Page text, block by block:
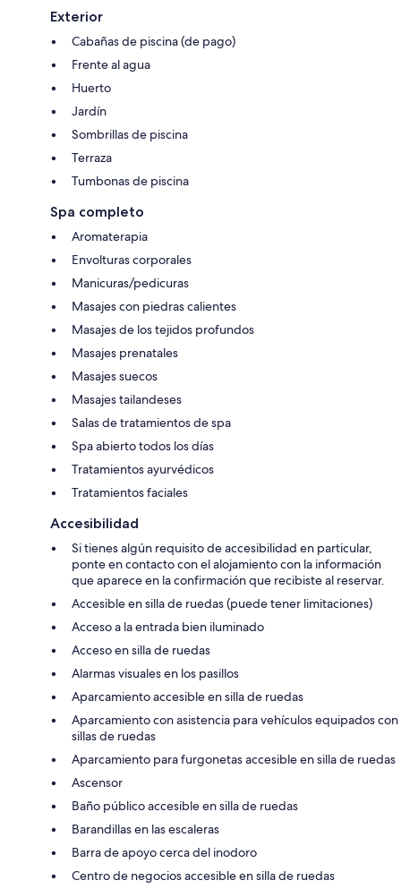
Exterior
Cabañas de piscina (de pago)
Frente al agua
Huerto
Jardín
Sombrillas de piscina
Terraza
Tumbonas de piscina
Spa completo
Aromaterapia
Envolturas corporales
Manicuras/pedicuras
Masajes con piedras calientes
Masajes de los tejidos profundos
Masajes prenatales
Masajes suecos
Masajes tailandeses
Salas de tratamientos de spa
Spa abierto todos los días
Tratamientos ayurvédicos
Tratamientos faciales
Accesibilidad
Si tienes algún requisito de accesibilidad en particular,
ponte en contacto con el alojamiento con la información
que aparece en la confirmación que recibiste al reservar.
Accesible en silla de ruedas (puede tener limitaciones)
Acceso a la entrada bien iluminado
Acceso en silla de ruedas
Alarmas visuales en los pasillos
Aparcamiento accesible en silla de ruedas
Aparcamiento con asistencia para vehículos equipados con
sillas de ruedas
Aparcamiento para furgonetas accesible en silla de ruedas
Ascensor
Baño público accesible en silla de ruedas
Barandillas en las escaleras
Barra de apoyo cerca del inodoro
Centro de negocios accesible en silla de ruedas